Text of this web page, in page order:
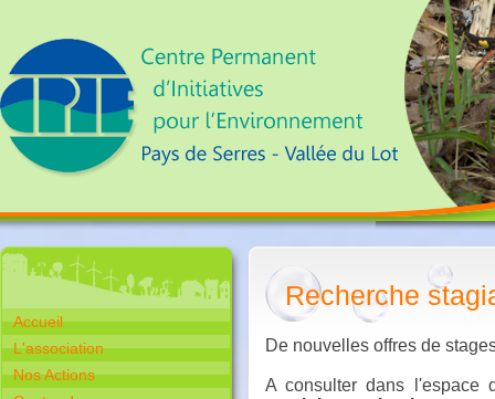
Accueil
L'association
Nos Actions
Recherche
De nouvelles offres de
A consulter dans